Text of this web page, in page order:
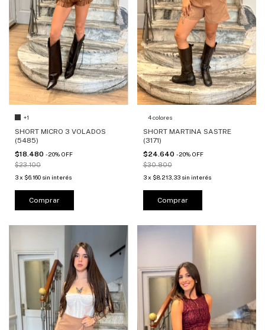
+1
SHORT MICRO 3 VOLADOS
(5485)
$18.480 -20% OFF
$23.100
3x $6.160 sin interés
Comprar
4 colores
SHORT MARTINA SASTRE
(3171)
$24.640 -20% OFF
$30.800
3 x $8.213,33 sin interés
Comprar